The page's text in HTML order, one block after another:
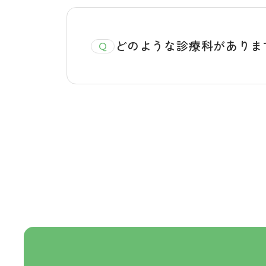
Q どのような診療科があり